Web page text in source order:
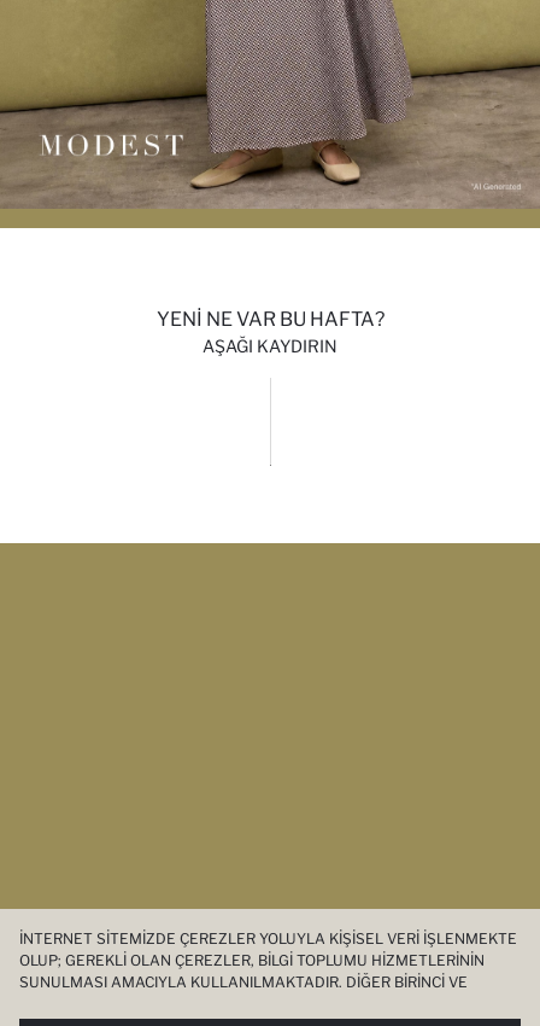
YENİ NE VAR BU HAFTA?
AŞAĞI KAYDIRIN
İNTERNET SITEMIZDE ÇEREZLER YOLUYLA KIŞISEL VERI IŞLENMEKTE
OLUP; GEREKLI OLAN ÇEREZLER, BILGI TOPLUMU HIZMETLERININ
SUNULMASI AMACIYLA KULLANILMAKTADIR. DIĞER BIRINCI VE